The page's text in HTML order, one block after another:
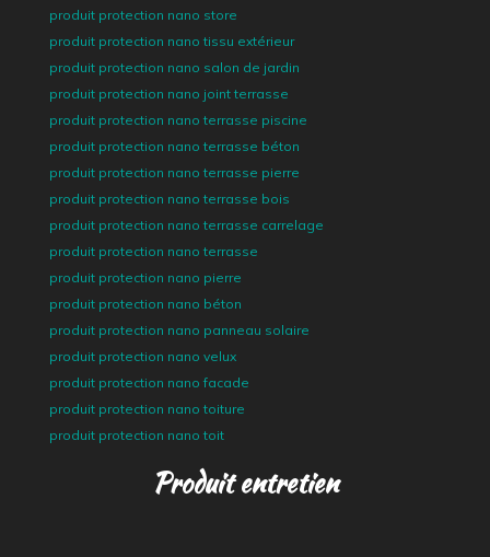
produit protection nano store
produit protection nano tissu extérieur
produit protection nano salon de jardin
produit protection nano joint terrasse
produit protection nano terrasse piscine
produit protection nano terrasse béton
produit protection nano terrasse pierre
produit protection nano terrasse bois
produit protection nano terrasse carrelage
produit protection nano terrasse
produit protection nano pierre
produit protection nano béton
produit protection nano panneau solaire
produit protection nano velux
produit protection nano facade
produit protection nano toiture
produit protection nano toit
Produit entretien